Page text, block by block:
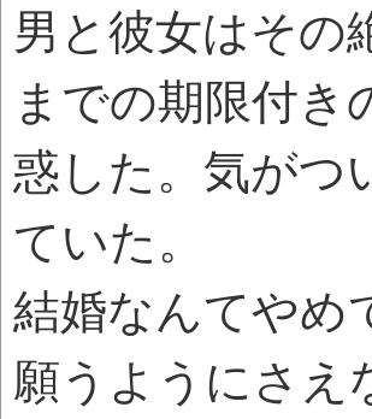
男と彼女はその
までの期限付き
惑した。気がつ
ていた。
結婚なんてやめ
願うようにさえ